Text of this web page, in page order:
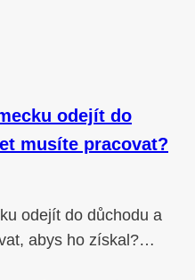
odejít do
musíte pracovat?
odejít do důchodu a
abys ho získal?…